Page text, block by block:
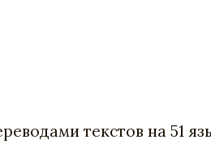
текстов на 51